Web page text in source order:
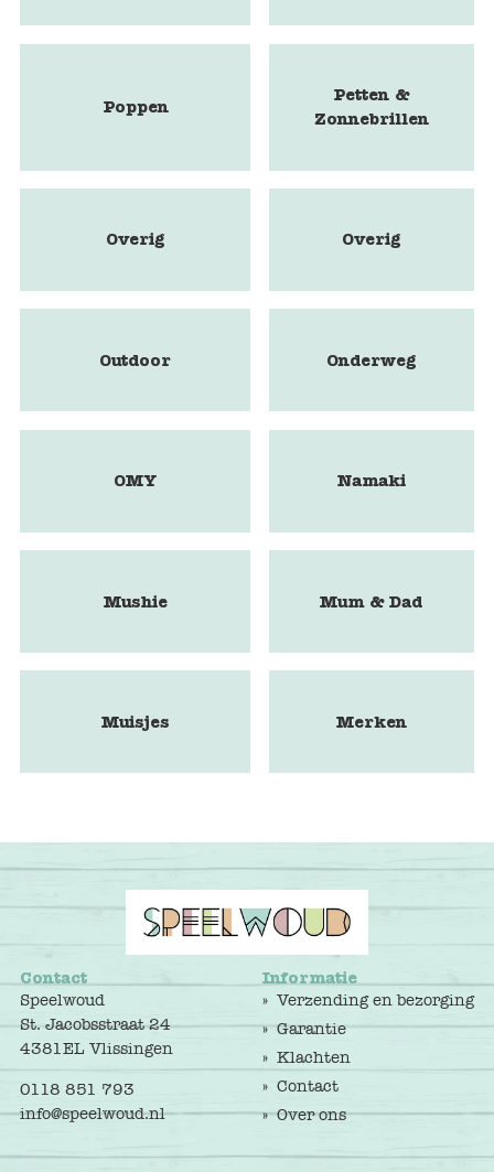
Poppen
Petten &
Zonnebrillen
Overig Overig
Outdoor Onderweg
OMY Namaki
Mushie Mum & Dad
Muisjes Merken
Contact
Speelwoud
St. Jacobsstraat 24
4381EL Vlissingen
0118 851 793
info@speelwoud.nl
Informatie
Verzending en bezorging
Garantie
Klachten
Contact
Over ons